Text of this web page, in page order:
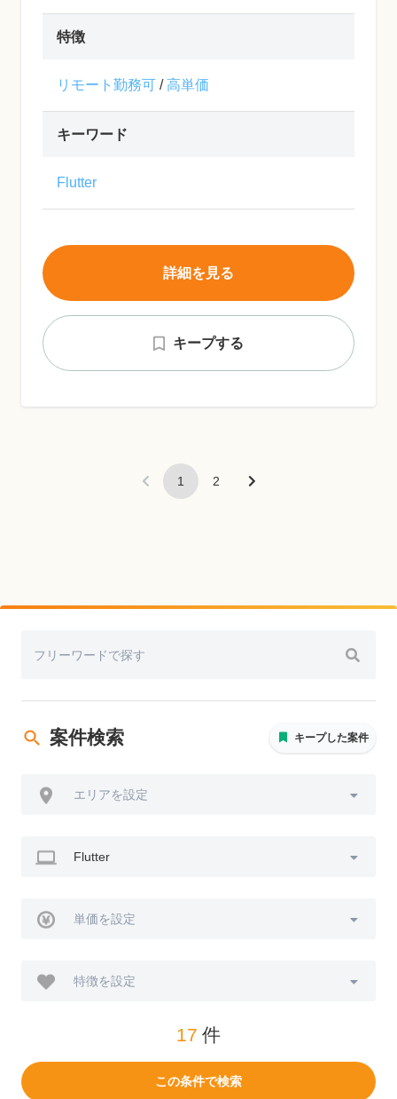
特徴
リモート勤務可 /高単価
キーワード
Flutter
キープする
詳細を見る
1 2
案件検索 キープした案件
エリアを設定
Flutter
単価を設定
特徴を設定
17 件
この条件で検索